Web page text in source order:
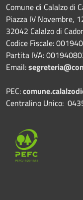
Comune di Calalzo di
Piazza IV Novembre,
32042 Calalzo di
Codice Fiscale:
Partita IVA:
Email:
PEC:
Centralino Unico: